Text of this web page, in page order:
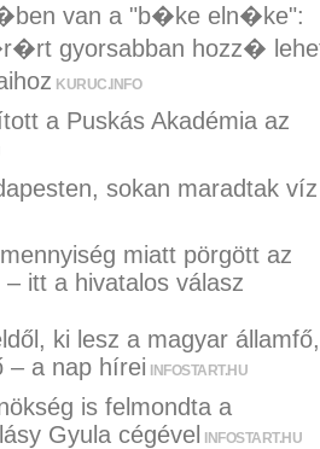
van a "b�ke eln�ke":
gyorsabban hozz�
KURUC.INFO
a Puskás Akadémia az
sokan maradtak víz
miatt pörgött az
itt a hivatalos válasz
ki lesz a magyar államfő,
– a nap hírei
INFOSTART.HU
is felmondta a
Gyula cégével INFOSTART.HU